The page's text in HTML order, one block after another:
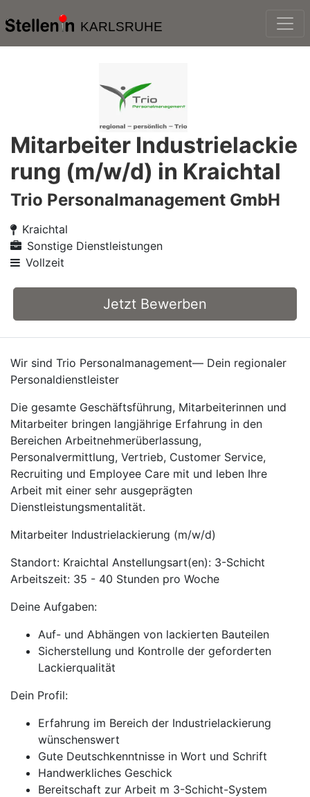
KARLSRUHE
Mitarbeiter Industrielackie
rung (m/w/d) in Kraichtal
Trio Personalmanagement GmbH
Kraichtal
Sonstige Dienstleistungen
Vollzeit
Jetzt Bewerben
Wir sind Trio Personalmanagement— Dein regionaler
Personaldienstleister
Die gesamte Geschäftsführung, Mitarbeiterinnen und
Mitarbeiter bringen langjährige Erfahrung in den
Bereichen Arbeitnehmerüberlassung,
Personalvermittlung, Vertrieb, Customer Service,
Recruiting und Employee Care mit und leben Ihre
Arbeit mit einer sehr ausgeprägten
Dienstleistungsmentalität.
Mitarbeiter Industrielackierung (m/w/d)
Standort: Kraichtal Anstellungsart(en): 3-Schicht
Arbeitszeit: 35 - 40 Stunden pro Woche
Deine Aufgaben:
Auf- und Abhängen von lackierten Bauteilen
Sicherstellung und Kontrolle der geforderten
Lackierqualität
Dein Profil:
Erfahrung im Bereich der Industrielackierung
wünschenswert
Gute Deutschkenntnisse in Wort und Schrift
Handwerkliches Geschick
Bereitschaft zur Arbeit m 3-Schicht-System